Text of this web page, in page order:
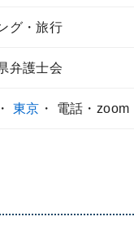
グ・旅行
弁護士会
・ 東京 ・ 電話・zoom